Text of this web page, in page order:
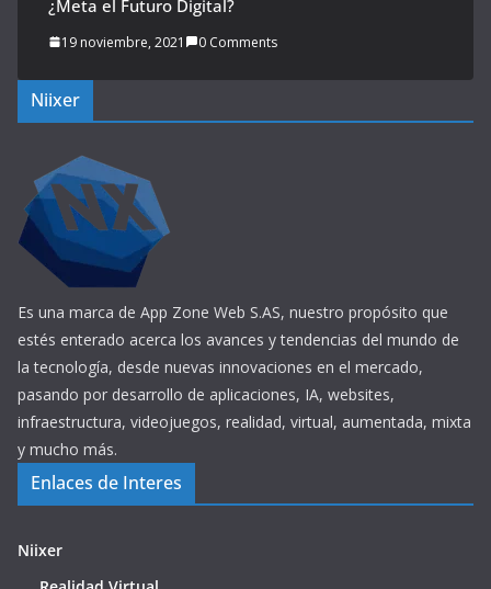
¿Meta el Futuro Digital?
19 noviembre, 2021 0 Comments
Niixer
Es una marca de App Zone Web S.AS, nuestro propósito que
estés enterado acerca los avances y tendencias del mundo de
la tecnología, desde nuevas innovaciones en el mercado,
pasando por desarrollo de aplicaciones, IA, websites,
infraestructura, videojuegos, realidad, virtual, aumentada, mixta
y mucho más.
Enlaces de Interes
Niixer